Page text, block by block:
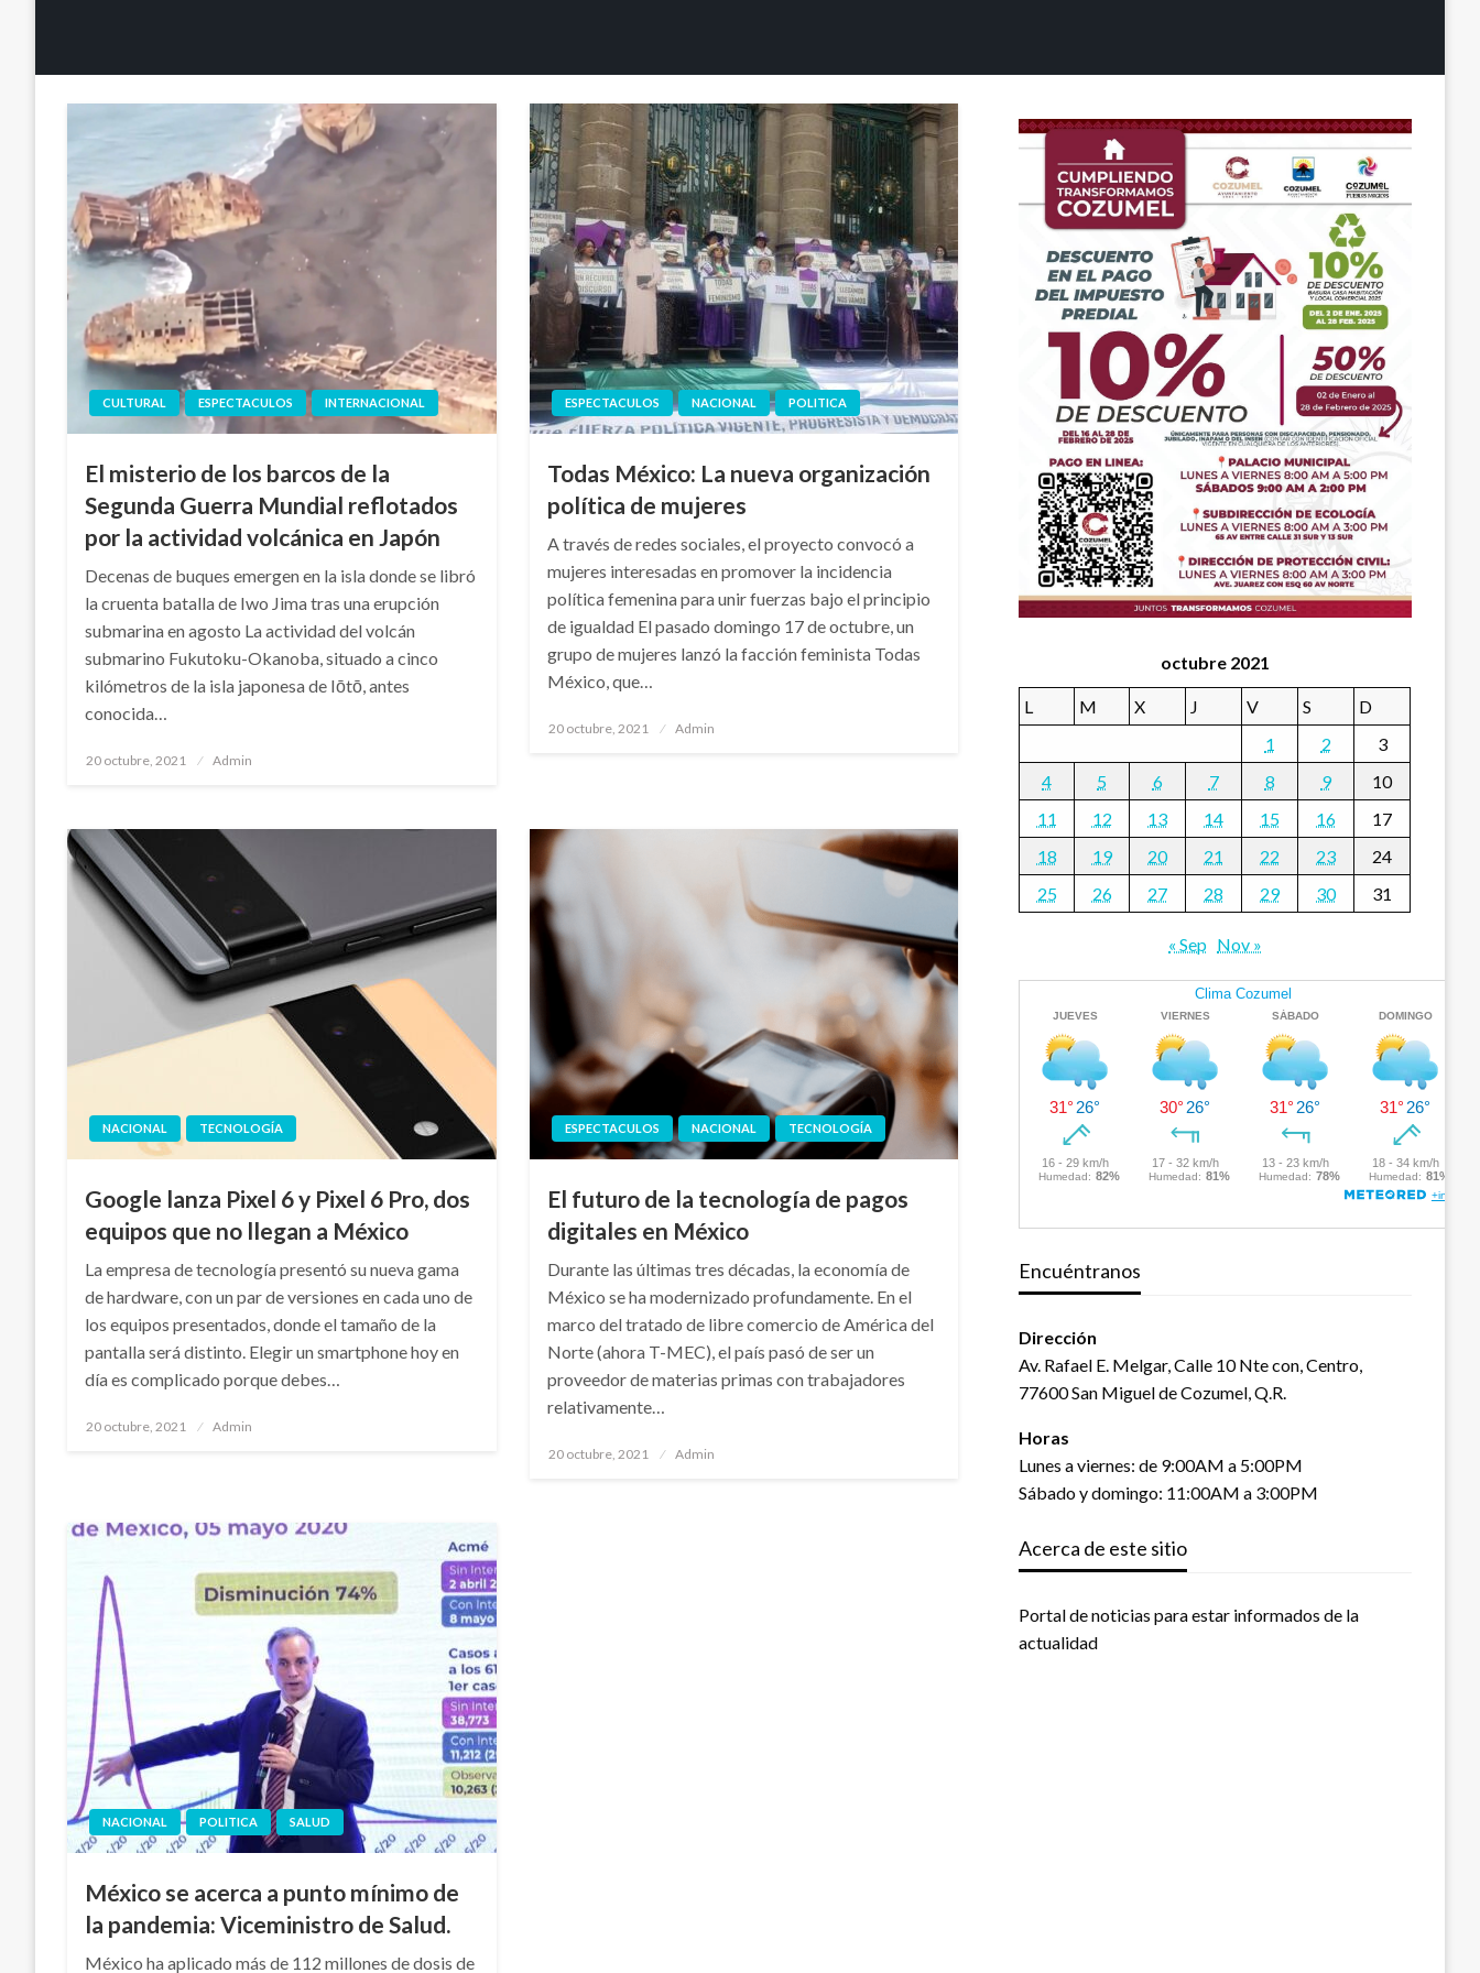
CULTURAL ESPECTACULOS INTERNACIONAL
El misterio de los barcos de la
Segunda Guerra Mundial reflotados
por la actividad volcánica en Japón
Decenas de buques emergen en la isla donde se libró
la cruenta batalla de Iwo Jima tras una erupción
submarina en agosto La actividad del volcán
submarino Fukutoku-Okanoba, situado a cinco
kilómetros de la isla japonesa de Iōtō, antes
conocida…
Publicado
20 octubre, 2021 Admin
ESPECTACULOS NACIONAL POLITICA
Todas México: La nueva organización
política de mujeres
A través de redes sociales, el proyecto convocó a
mujeres interesadas en promover la incidencia
política femenina para unir fuerzas bajo el principio
de igualdad El pasado domingo 17 de octubre, un
grupo de mujeres lanzó la facción feminista Todas
México, que…
Publicado
20 octubre, 2021 Admin
NACIONAL TECNOLOGÍA
Google lanza Pixel 6 y Pixel 6 Pro, dos
equipos que no llegan a México
La empresa de tecnología presentó su nueva gama
de hardware, con un par de versiones en cada uno de
los equipos presentados, donde el tamaño de la
pantalla será distinto. Elegir un smartphone hoy en
día es complicado porque debes…
Publicado
20 octubre, 2021 Admin
ESPECTACULOS NACIONAL TECNOLOGÍA
El futuro de la tecnología de pagos
digitales en México
Durante las últimas tres décadas, la economía de
México se ha modernizado profundamente. En el
marco del tratado de libre comercio de América del
Norte (ahora T-MEC), el país pasó de ser un
proveedor de materias primas con trabajadores
relativamente…
Publicado
20 octubre, 2021 Admin
NACIONAL POLITICA SALUD
México se acerca a punto mínimo de
la pandemia: Viceministro de Salud.
México ha aplicado más de 112 millones de dosis de
octubre 2021
L M X J V S
D
1
2
3
4
5 6 7 8 9
10
11
12 13 14 15 16
17
18
19 20 21 22 23
24
25
26 27 28 29 30 31
« Sep Nov »
Encuéntranos
Dirección
Av. Rafael E. Melgar, Calle 10 Nte con, Centro,
77600 San Miguel de Cozumel, Q.R.
Horas
Lunes a viernes: de 9:00AM a 5:00PM
Sábado y domingo: 11:00AM a 3:00PM
Acerca de este sitio
Portal de noticias para estar informados de la
actualidad